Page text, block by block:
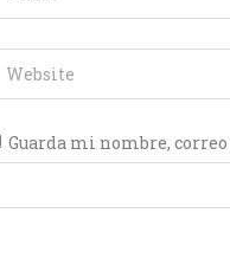
Guarda mi nombre,